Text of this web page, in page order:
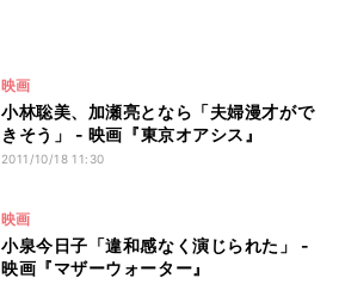
映画
小林聡美、加瀬亮となら「夫婦漫才がで
きそう」 - 映画『東京オアシス』
2011/10/18 11:30
映画
小泉今日子「違和感なく演じられた」 -
映画『マザーウォーター』